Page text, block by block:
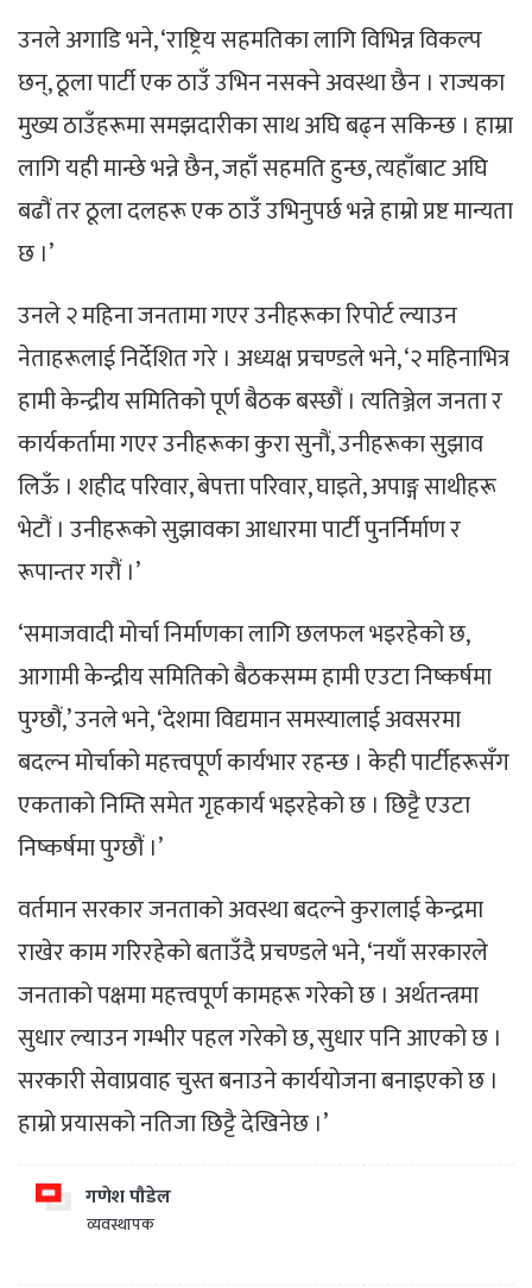
उनले अगाडि भने, ‘राष्ट्रिय सहमतिका लागि विभिन्न विकल्प
छन्, ठूला पार्टी एक ठाउँ उभिन नसक्ने अवस्था छैन । राज्यका
मुख्य ठाउँहरूमा समझदारीका साथ अघि बढ्न सकिन्छ । हाम्रा
लागि यही मान्छे भन्ने छैन, जहाँ सहमति हुन्छ, त्यहाँबाट अघि
बढौं तर ठूला दलहरू एक ठाउँ उभिनुपर्छ भन्ने हाम्रो प्रष्ट मान्यता
छ ।’
उनले २ महिना जनतामा गएर उनीहरूका रिपोर्ट ल्याउन
नेताहरूलाई निर्देशित गरे । अध्यक्ष प्रचण्डले भने, ‘२ महिनाभित्र
हामी केन्द्रीय समितिको पूर्ण बैठक बस्छौं । त्यतिञ्जेल जनता र
कार्यकर्तामा गएर उनीहरूका कुरा सुनौं, उनीहरूका सुझाव
लिऊँ । शहीद परिवार, बेपत्ता परिवार, घाइते, अपाङ्ग साथीहरू
भेटौं । उनीहरूको सुझावका आधारमा पार्टी पुनर्निर्माण र
रूपान्तर गरौं ।’
‘समाजवादी मोर्चा निर्माणका लागि छलफल भइरहेको छ,
आगामी केन्द्रीय समितिको बैठकसम्म हामी एउटा निष्कर्षमा
पुग्छौं,’ उनले भने, ‘देशमा विद्यमान समस्यालाई अवसरमा
बदल्न मोर्चाको महत्त्वपूर्ण कार्यभार रहन्छ । केही पार्टीहरूसँग
एकताको निम्ति समेत गृहकार्य भइरहेको छ । छिट्टै एउटा
निष्कर्षमा पुग्छौं ।’
वर्तमान सरकार जनताको अवस्था बदल्ने कुरालाई केन्द्रमा
राखेर काम गरिरहेको बताउँदै प्रचण्डले भने, ‘नयाँ सरकारले
जनताको पक्षमा महत्त्वपूर्ण कामहरू गरेको छ । अर्थतन्त्रमा
सुधार ल्याउन गम्भीर पहल गरेको छ, सुधार पनि आएको छ ।
सरकारी सेवाप्रवाह चुस्त बनाउने कार्ययोजना बनाइएको छ ।
हाम्रो प्रयासको नतिजा छिट्टै देखिनेछ ।’
गणेश पौडेल
व्यवस्थापक